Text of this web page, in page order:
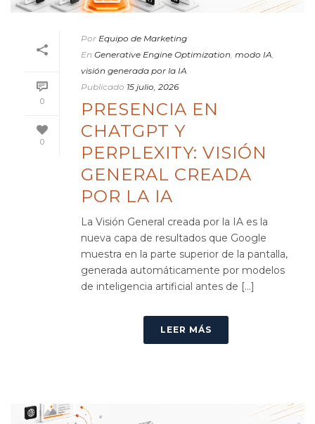
0
0
Por Equipo de Marketing
En Generative Engine Optimization modo IA
visión generada por la IA
Publicado 15 julio, 2026
PRESENCIA EN
CHATGPT Y
PERPLEXITY: VISIÓN
GENERAL CREADA
POR LA IA
La Visión General creada por la IA es la
nueva capa de resultados que Google
muestra en la parte superior de la pantalla,
generada automáticamente por modelos
de inteligencia artificial antes de [...]
LEER MÁS